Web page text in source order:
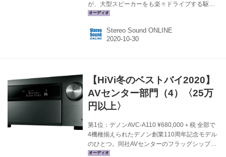
が、大型スピーカーをも楽々ドライブする駆動
力の高さに感服。秘密はスイッチング電源によ
源回路はすべて独立したメタルハウジングに収
納して放射ノイズを遮断。さらに40,000μFを超
サウンド。（和田） メーカーサイトへ＞ 第2
位：オクターブ RE320 ￥1,530,000＋税 独オク
ターブのステレオパワーアンプのトップエン
ド...
Stereo Sound ONLINE
【HiVi冬のベストバイ2020】
AVセンター部門（4）〈25万
円以上〉
第1位：デノンAVC-A110 ¥680,000＋税 全部で
4機種揃えられたデノン創業110周年記念モデル
のひとつ。同社AVセンターのフラッグシップ機
AVC-X8500Hをベースに、コストや時間の制約